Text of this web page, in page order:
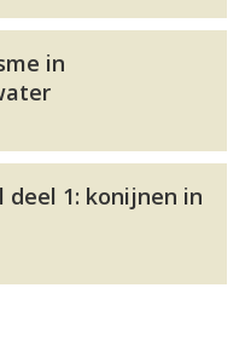
in
deel 1: konijnen in